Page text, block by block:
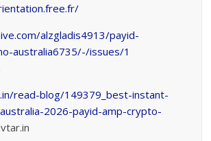
alzgladis4913/payid-
australia6735/-/issues/1
read-blog/149379_best-instant-
2026-payid-amp-crypto-